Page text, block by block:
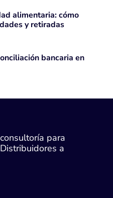
alimentaria: cómo
y retiradas
bancaria en
para
a